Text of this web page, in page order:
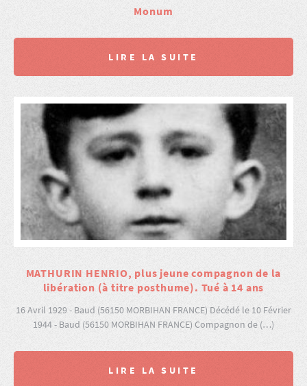
Monum
LIRE LA SUITE
MATHURIN HENRIO, plus jeune compagnon de la
libération (à titre posthume). Tué à 14 ans
16 Avril 1929 - Baud (56150 MORBIHAN FRANCE) Décédé le 10 Février
1944 - Baud (56150 MORBIHAN FRANCE) Compagnon de (…)
LIRE LA SUITE